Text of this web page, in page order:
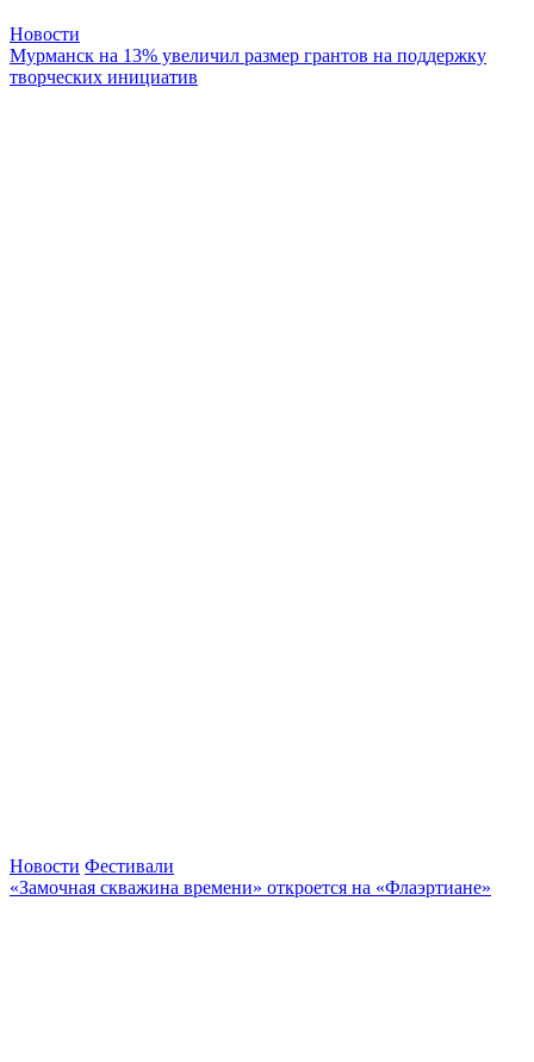
Новости
Мурманск на 13% увеличил размер грантов на поддержку
творческих инициатив
Новости Фестивали
«Замочная скважина времени» откроется на «Флаэртиане»